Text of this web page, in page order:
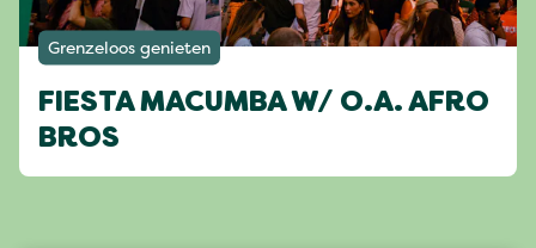
Grenzeloos genieten
FIESTA MACUMBA W/ O.A. AFRO
BROS